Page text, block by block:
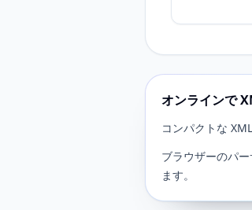
オンラインで
コンパクトな
ブラウザーのパ
ます。